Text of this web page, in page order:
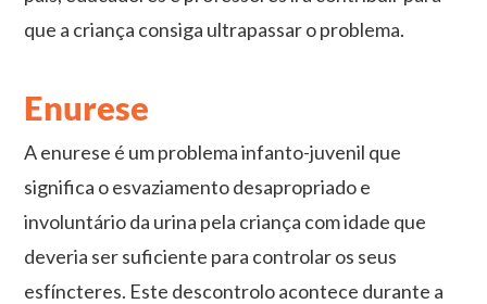
que a criança consiga ultrapassar o problema.
Enurese
A enurese é um problema infanto-juvenil que
significa o esvaziamento desapropriado e
involuntário da urina pela criança com idade que
deveria ser suficiente para controlar os seus
esfíncteres. Este descontrolo acontece durante a